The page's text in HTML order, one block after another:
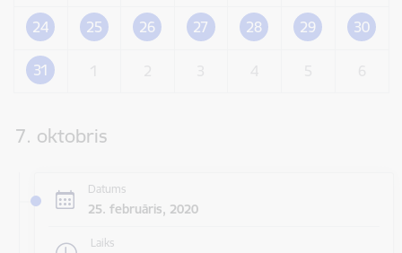
24 25 26 27 28 29 30
31
7. oktobris
Datums
25. februāris, 2020
Laiks